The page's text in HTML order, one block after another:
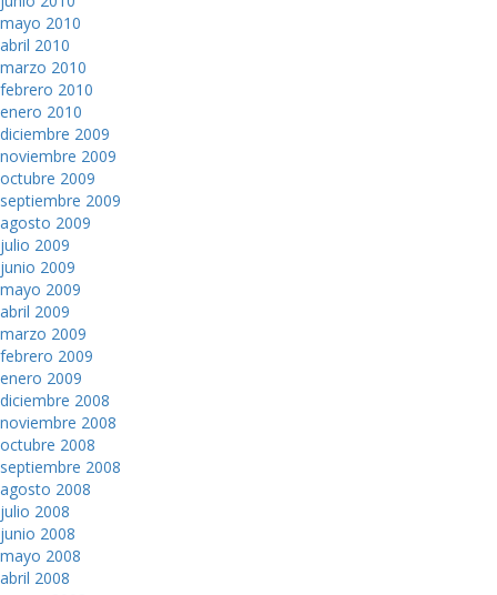
mayo 2010
abril 2010
marzo 2010
febrero 2010
enero 2010
diciembre 2009
noviembre 2009
octubre 2009
septiembre 2009
agosto 2009
julio 2009
junio 2009
mayo 2009
abril 2009
marzo 2009
febrero 2009
enero 2009
diciembre 2008
noviembre 2008
octubre 2008
septiembre 2008
agosto 2008
julio 2008
junio 2008
mayo 2008
abril 2008